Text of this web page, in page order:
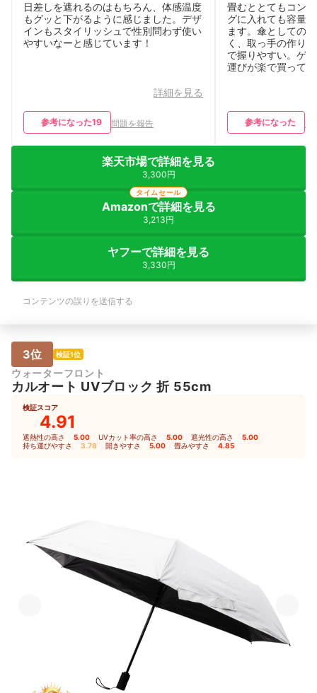
日差しを遮れるのはもちろん、体感温度
もグッと下がるように感じました。デザ
インもスタイリッシュで性別問わず使い
やすいなーと感じています！
詳細を見る
参考になった19 問題を報告
畳むととてもコン
グに入れても容量
ます。傘としての
く、取っ手の作り
で握りやすい。ゲ
運びが楽で買って
参考になった
楽天市場で詳細を見る
3,300円
Amazonで詳細を見る
3,213円
タイムセール
ヤフーで詳細を見る
3,330円
コンテンツの誤りを送信する
3位 検証1位
ウォーターフロント
カルオート UVブロック 折 55cm
検証スコア
4.91
遮熱性の高さ 5.00 UVカット率の高さ 5.00 遮光性の高さ 5.00
持ち運びやすさ 3.78 開きやすさ 5.00 畳みやすさ 4.85